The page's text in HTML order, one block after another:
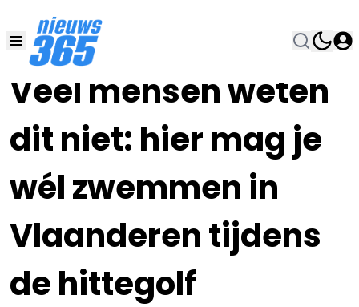
Veel mensen weten
dit niet: hier mag je
wél zwemmen in
Vlaanderen tijdens
de hittegolf
23 JUN , 22:00•